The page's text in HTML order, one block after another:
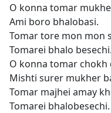
O konna tomar
Ami boro bhalobasi.
Tomar tore mon mon
Tomarei bhalo besechi.
O konna tomar chokh
Mishti surer mukher
Tomar majhei amay
Tomarei bhalobesechi.